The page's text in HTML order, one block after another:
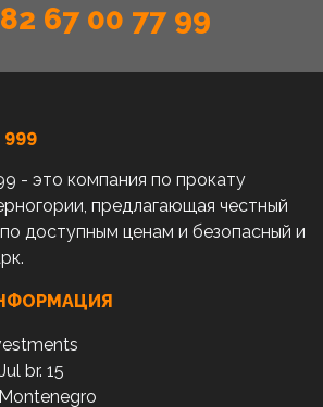
67 00 77 99
это компания по прокату
предлагающая честный
доступным ценам и безопасный и
br. 15